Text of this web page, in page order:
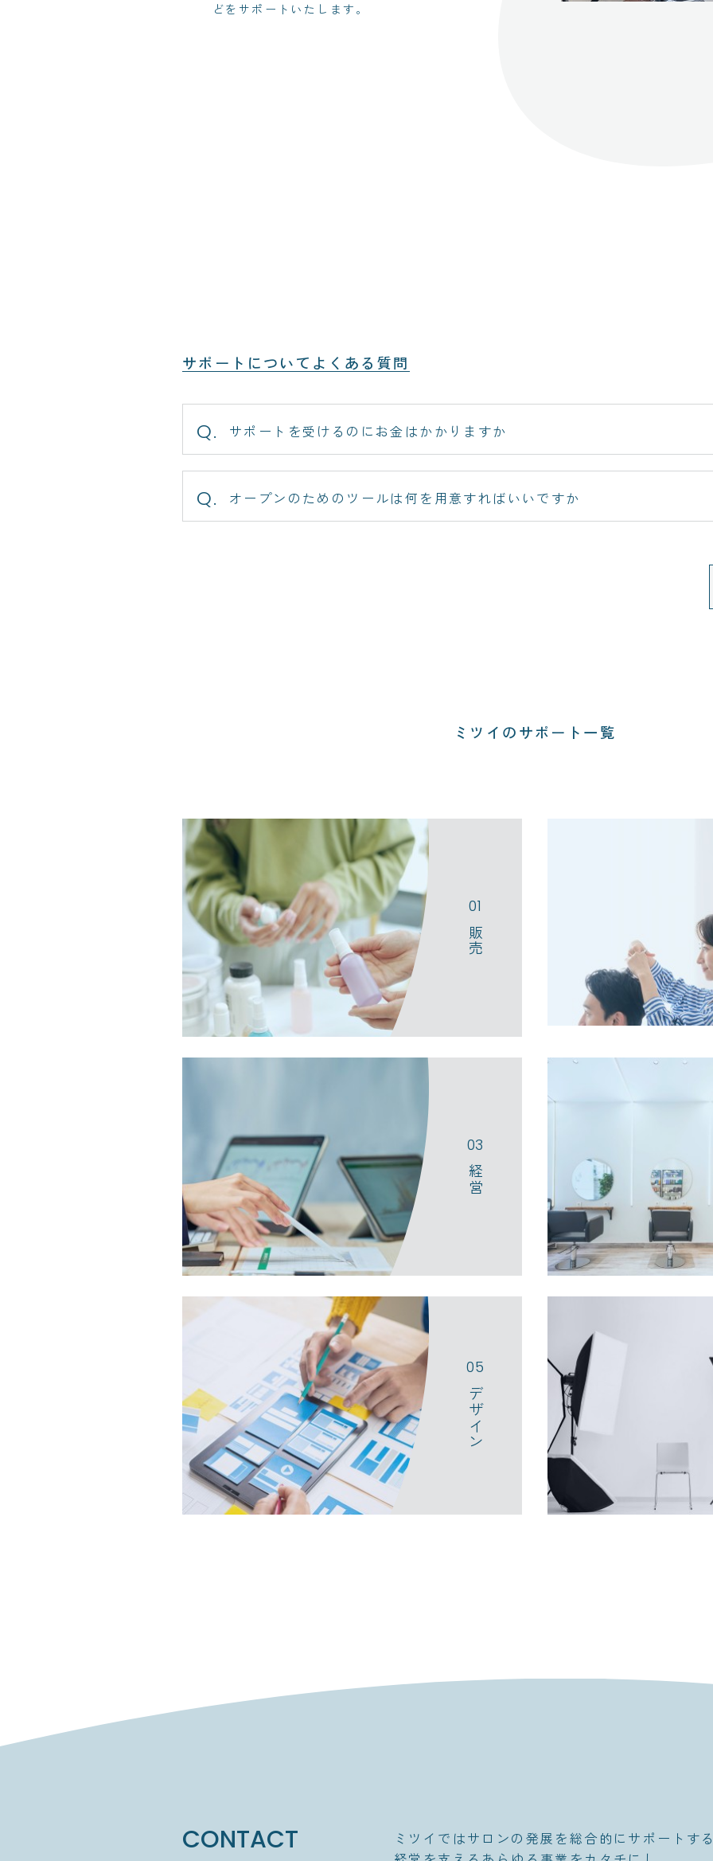
どをサポートいたします。
サポートについてよくある質問
サポートを受けるのにお金はかかりますか
オープンのためのツールは何を用意すればいいですか
ミツイのサポート一覧
販売
あらゆる美容商材からサロンの個性や目標に合わせて価値あるプ
セミナーや、イベント・コン
美容師さんや美容業界の成長
経営
コミュニケーションを重ねてひとつひとつのサロンを深く理解
し、発展に役立つ多様なサポートをお約束します。
新規出店にも、5年後、10年後
デザイン
CONTACT
ミツイではサロンの発展を総合的にサポートする